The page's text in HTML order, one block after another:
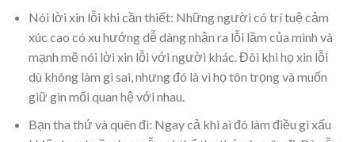
Nói lời xin lỗi khi cần thiết: Những người có trí tuệ cảm
xúc cao có xu hướng dễ dàng nhận ra lỗi lầm của mình và
mạnh mẽ nói lời xin lỗi với người khác. Đôi khi họ xin lỗi
dù không làm gì sai, nhưng đó là vì họ tôn trọng và muốn
giữ gìn mối quan hệ với nhau.
Bạn tha thứ và quên đi: Ngay cả khi ai đó làm điều gì xấu